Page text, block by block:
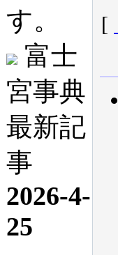
す。
富士
宮事典
最新記
事
2026-4-
25
[